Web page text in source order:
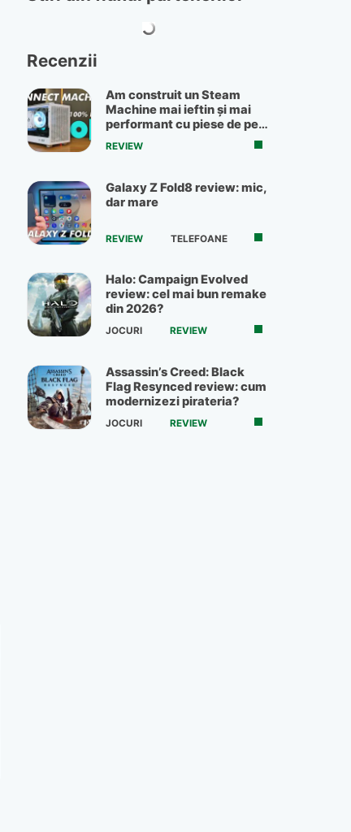
Recenzii
Am construit un Steam
Machine mai ieftin și mai
performant cu piese de pe
OLX
REVIEW
Galaxy Z Fold8 review: mic,
dar mare
REVIEW TELEFOANE
Halo: Campaign Evolved
review: cel mai bun remake
din 2026?
JOCURI REVIEW
Assassin’s Creed: Black
Flag Resynced review: cum
modernizezi pirateria?
JOCURI REVIEW